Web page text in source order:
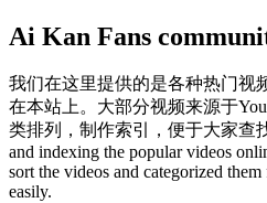
Ai Kan Fans
我们在这里提供的是各种热门视
在本站上。大部分视频来源于
类排列，制作索引，便于大家查
and indexing the popular videos
sort the videos and categorized
easily.